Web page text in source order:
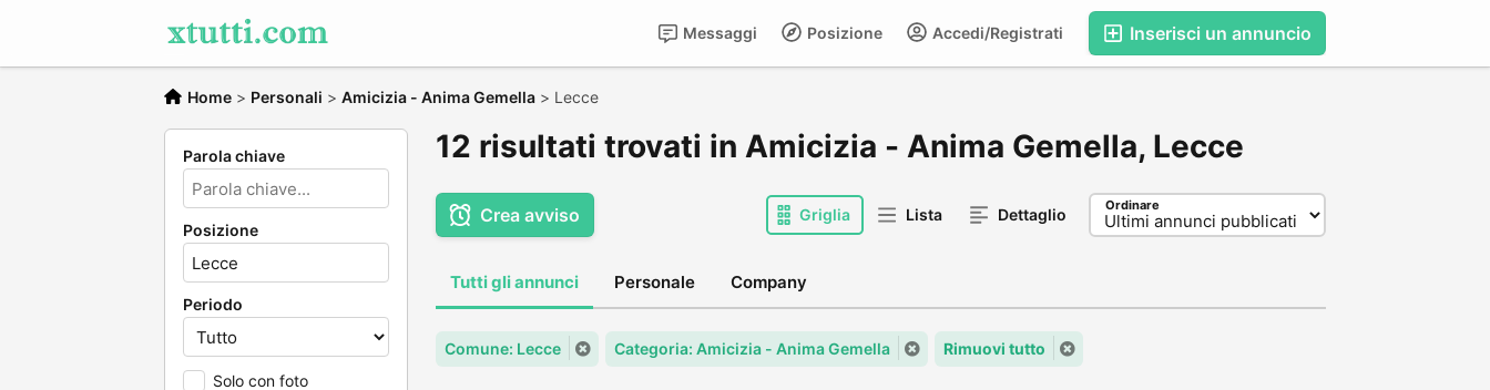
Inserisci un annuncio
Accedi/Registrati
Posizione
Messaggi
Home > Personali > Amicizia - Anima Gemella > Lecce
Parola chiave
Posizione
Periodo
Solo con foto
12 risultati trovati in Amicizia - Anima Gemella, Lecce
Crea avviso Griglia Lista Dettaglio Ordinare
Tutti gli annunci Personale Company
Comune: Lecce Categoria: Amicizia - Anima Gemella Rimuovi tutto